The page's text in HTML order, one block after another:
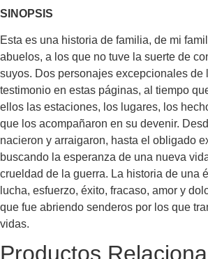
SINOPSIS
Esta es una historia de familia, de mi
abuelos, a los que no tuve la suerte de
suyos. Dos personajes excepcionales de
testimonio en estas páginas, al tiempo
ellos las estaciones, los lugares, los
que los acompañaron en su devenir.
nacieron y arraigaron, hasta el obligado
buscando la esperanza de una nueva
crueldad de la guerra. La historia de una
lucha, esfuerzo, éxito, fracaso, amor y
que fue abriendo senderos por los que
vidas.
Productos